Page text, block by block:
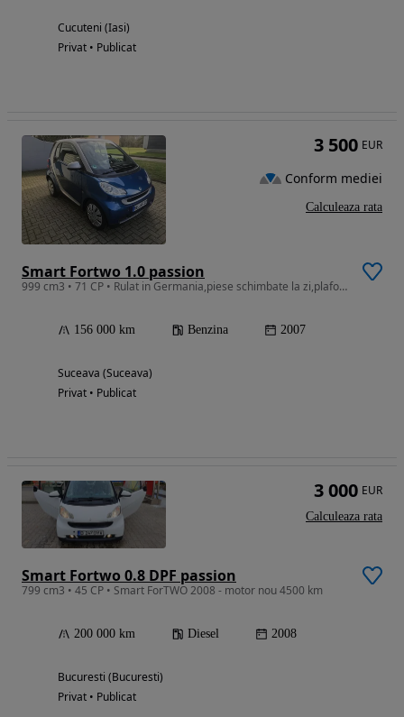
Cucuteni (Iasi)
Privat • Publicat
Smart Fortwo 1.0 passion
999 cm3 • 71 CP • Rulat in Germania,piese schimbate la zi,plafon panoramica
156 000 km Benzina 2007
Suceava (Suceava)
Privat • Publicat
3 500 EUR
Conform mediei
Calculeaza rata
Smart Fortwo 0.8 DPF passion
799 cm3 • 45 CP • Smart ForTWO 2008 - motor nou 4500 km
200 000 km Diesel 2008
Bucuresti (Bucuresti)
Privat • Publicat
3 000 EUR
Calculeaza rata